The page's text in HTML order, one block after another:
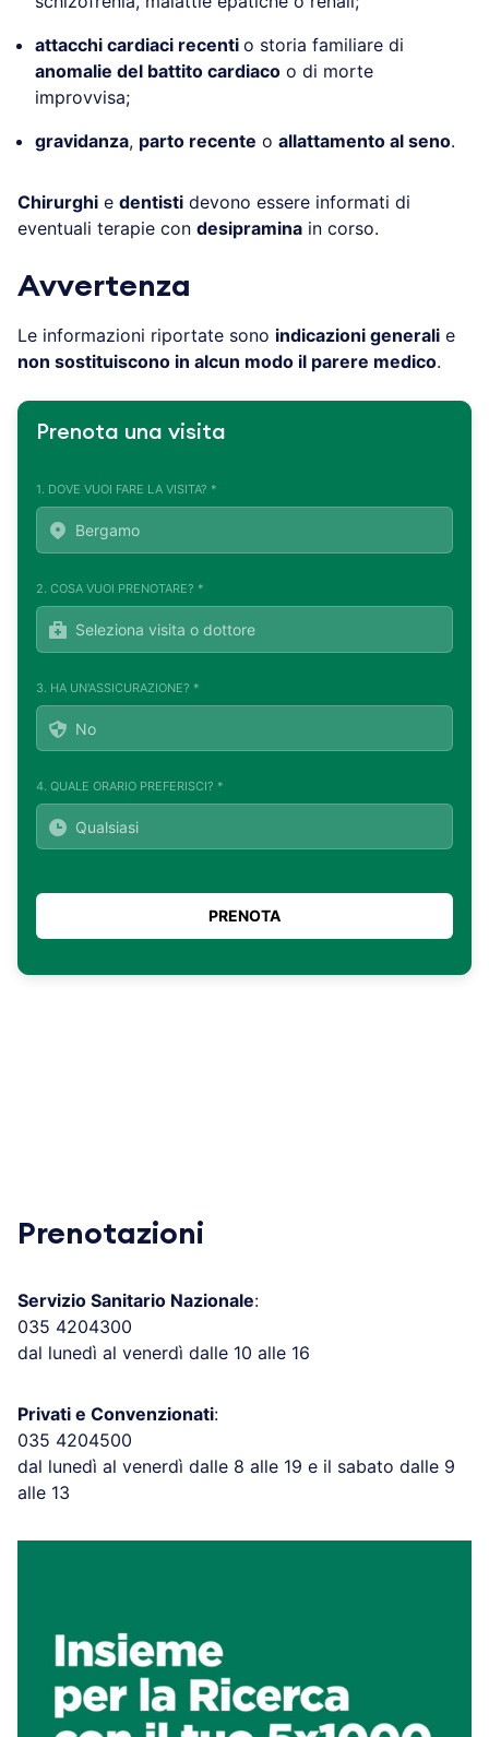
attacchi cardiaci recenti o storia familiare di
anomalie del battito cardiaco o di morte
improvvisa;
gravidanza, parto recente o allattamento al seno.
Chirurghi e dentisti devono essere informati di
eventuali terapie con desipramina in corso.
Avvertenza
Le informazioni riportate sono indicazioni generali e
non sostituiscono in alcun modo il parere medico.
Prenota una visita
1. DOVE VUOI FARE LA VISITA? *
2. COSA VUOI PRENOTARE? *
3. HA UN'ASSICURAZIONE? *
4. QUALE ORARIO PREFERISCI? *
Prenotazioni
Servizio Sanitario Nazionale:
035 4204300
dal lunedì al venerdì dalle 10 alle 16
Privati e Convenzionati:
035 4204500
dal lunedì al venerdì dalle 8 alle 19 e il sabato dalle 9
alle 13